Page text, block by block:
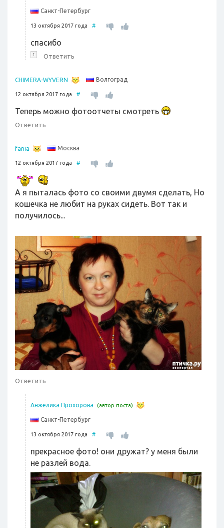
Санкт-Петербург
13 октября 2017 года #
спасибо
↑ Ответить
CHIMERA-WYVERN Волгоград
12 октября 2017 года #
Теперь можно фотоотчеты смотреть
Ответить
fania Москва
12 октября 2017 года #
А я пыталась фото со своими двумя сделать, Но
кошечка не любит на руках сидеть. Вот так и
получилось...
Ответить
Анжелика Прохорова (автор поста)
Санкт-Петербург
13 октября 2017 года #
прекрасное фото! они дружат? у меня были
не разлей вода.